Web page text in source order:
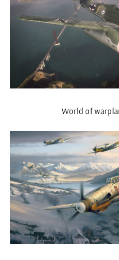
World of